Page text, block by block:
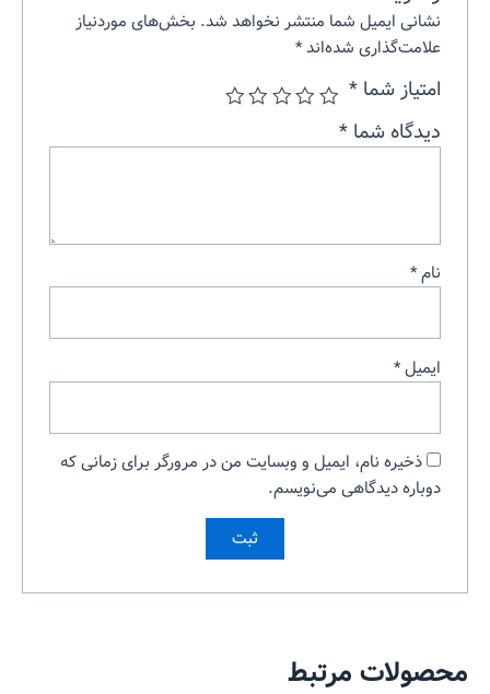
نشانی ایمیل شما منتشر نخواهد شد. بخش‌های موردنیاز
علامت‌گذاری شده‌اند*
امتیاز شما*
دیدگاه شما*
نام*
ایمیل*
ذخیره نام، ایمیل و وبسایت من در مرورگر برای زمانی که
دوباره دیدگاهی می‌نویسم.
محصولات مرتبط